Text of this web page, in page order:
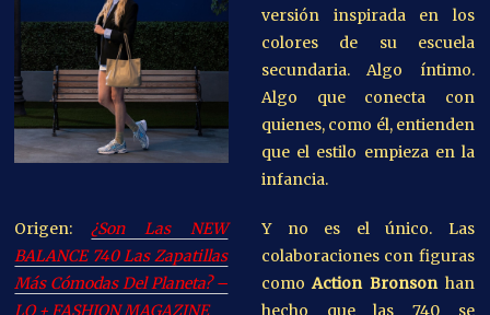
Origen: ¿Son Las NEW
BALANCE 740 Las Zapatillas
Más Cómodas Del Planeta? –
LO + FASHION MAGAZINE
versión inspirada en los
colores de su escuela
secundaria. Algo íntimo.
Algo que conecta con
quienes, como él, entienden
que el estilo empieza en la
infancia.
Y no es el único. Las
colaboraciones con figuras
como Action Bronsonhan